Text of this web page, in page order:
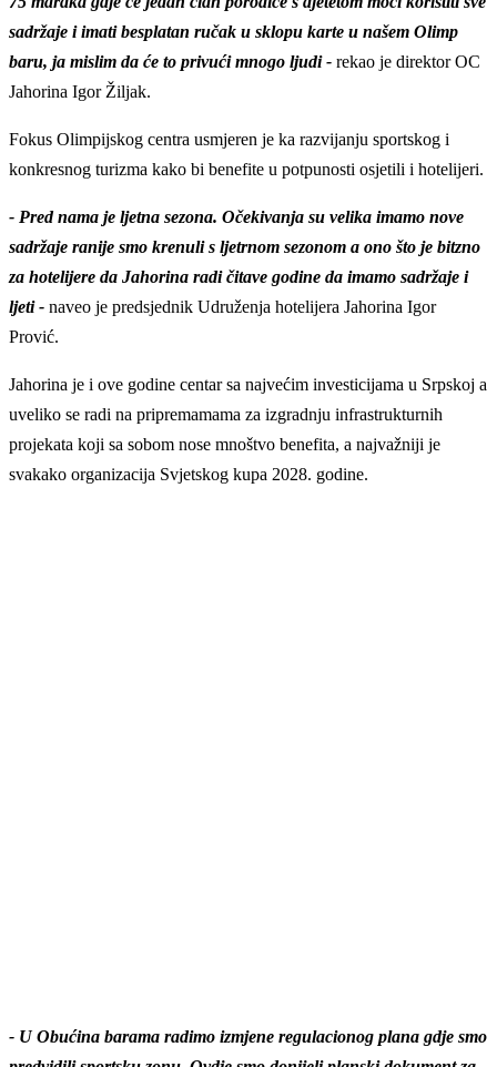
sadržaje i imati besplatan ručak u sklopu karte u našem Olimp
baru, ja mislim da će to privući mnogo ljudi - rekao je direktor OC
Jahorina Igor Žiljak.
Fokus Olimpijskog centra usmjeren je ka razvijanju sportskog i
konkresnog turizma kako bi benefite u potpunosti osjetili i hotelijeri.
- Pred nama je ljetna sezona. Očekivanja su velika imamo nove
sadržaje ranije smo krenuli s ljetrnom sezonom a ono što je bitzno
za hotelijere da Jahorina radi čitave godine da imamo sadržaje i
ljeti - naveo je predsjednik Udruženja hotelijera Jahorina Igor
Prović.
Jahorina je i ove godine centar sa najvećim investicijama u Srpskoj a
uveliko se radi na pripremamama za izgradnju infrastrukturnih
projekata koji sa sobom nose mnoštvo benefita, a najvažniji je
svakako organizacija Svjetskog kupa 2028. godine.
- U Obućina barama radimo izmjene regulacionog plana gdje smo